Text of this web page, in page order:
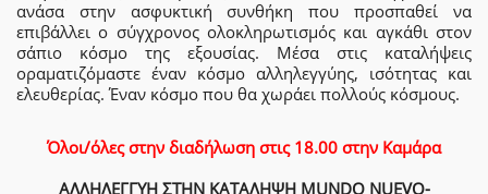
ανάσα στην ασφυκτική συνθήκη που προσπαθεί να
επιβάλλει ο σύγχρονος ολοκληρωτισμός και αγκάθι στον
σάπιο κόσμο της εξουσίας. Μέσα στις καταλήψεις
οραματιζόμαστε έναν κόσμο αλληλεγγύης, ισότητας και
ελευθερίας. Έναν κόσμο που θα χωράει πολλούς κόσμους.
Όλοι/όλες στην διαδήλωση στις 18.00 στην Καμάρα
ΑΛΛΗΛΕΓΓΥΗ ΣΤΗΝ ΚΑΤΑΛΗΨΗ MUNDO NUEVO-